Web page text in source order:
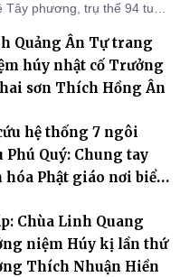
Tây phương, trụ thế 94 tuổi
Quảng Ân Tự trang
húy nhật cố Trưởng
sơn Thích Hồng Ân
hệ thống 7 ngôi
Quý: Chung tay
Phật giáo nơi biển
Chùa Linh Quang
niệm Húy kị lần thứ
Thích Nhuận Hiền